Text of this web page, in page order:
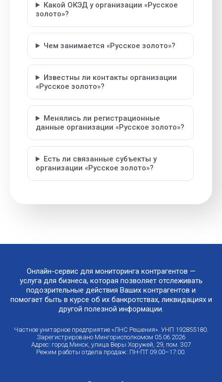
Какой ОКЭД у организации «Русское
золото»?
Чем занимается «Русское золото»?
Известны ли контакты организации
«Русское золото»?
Менялись ли регистрационные
данные организации «Русское золото»?
Есть ли связанные субъекты у
организации «Русское золото»?
Онлайн-сервис для мониторинга контрагентов —
услуга для бизнеса, которая позволяет отслеживать
подозрительные действия Ваших контрагентов и
помогает быть в курсе об их банкротствах, ликвидациях и
другой полезной информации.
Частное унитарное предприятие «ЛНС Решения». УНП 192855180.
Зарегистрировано Мингорисполкомом 05.06.2026
Адрес: город Минск, улица Веры Хоружей, 29, пом. 307
Режим работы отдела продаж: ПН-ПТ 09:00–17:00.